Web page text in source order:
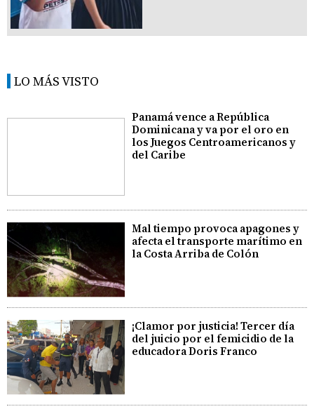
LO MÁS VISTO
Panamá vence a República
Dominicana y va por el oro en
los Juegos Centroamericanos y
del Caribe
Mal tiempo provoca apagones y
afecta el transporte marítimo en
la Costa Arriba de Colón
¡Clamor por justicia! Tercer día
del juicio por el femicidio de la
educadora Doris Franco